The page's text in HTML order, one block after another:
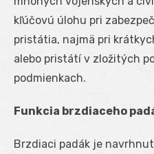
kľúčovú úlohu pri
pristátia, najmä pri
alebo pristátí v zložitých
podmienkach.
Funkcia brzdiaceho
Brzdiaci padák je